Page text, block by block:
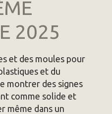
2025
et des moules pour
et du
montrer des signes
comme solide et
même dans un